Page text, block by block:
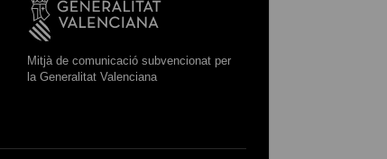
Mitjà de comunicació subvencionat per
la Generalitat Valenciana